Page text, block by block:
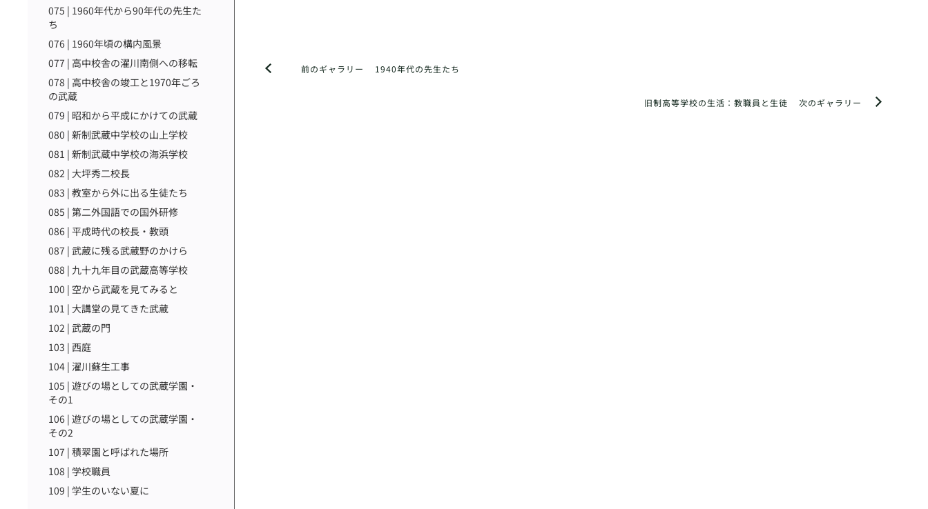
075 | 1960年代から90年代の先生た
ち
076 | 1960年頃の構内風景
077 | 高中校舎の濯川南側への移転
078 | 高中校舎の竣工と1970年ごろ
の武蔵
079 | 昭和から平成にかけての武蔵
080 | 新制武蔵中学校の山上学校
081 | 新制武蔵中学校の海浜学校
082 | 大坪秀二校長
083 | 教室から外に出る生徒たち
085 | 第二外国語での国外研修
086 | 平成時代の校長・教頭
087 | 武蔵に残る武蔵野のかけら
088 | 九十九年目の武蔵高等学校
100 | 空から武蔵を見てみると
101 | 大講堂の見てきた武蔵
102 | 武蔵の門
103 | 西庭
104 | 濯川蘇生工事
105 | 遊びの場としての武蔵学園・
その1
106 | 遊びの場としての武蔵学園・
その2
107 | 積翠園と呼ばれた場所
108 | 学校職員
109 | 学生のいない夏に
前のギャラリー 1940年代の先生たち
次のギャラリー
旧制高等学校の生活：教職員と生徒